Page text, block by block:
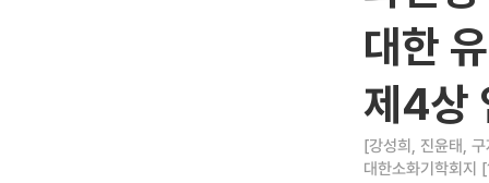
대한
제4상
[강성희, 진윤태,
대한소화기학회